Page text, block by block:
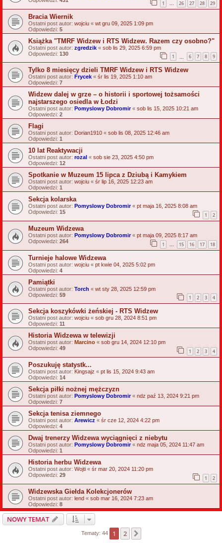
1 … 26 27 28 29
Bracia Wiernik
Ostatni post autor: wojciu « wt gru 09, 2025 1:09 pm
Odpowiedzi: 5
Książka "TMRF Widzew i RTS Widzew. Razem czy osobno?"
Ostatni post autor: zgredzik « sob lis 29, 2025 6:59 pm
Odpowiedzi: 130 1 6 7 8 9
Tylko 8 miesięcy dzieli TMRF Widzew i RTS Widzew
Ostatni post autor: Frycek « śr lis 19, 2025 1:10 am
Odpowiedzi: 7
Widzew dalej w grze – o historii i sportowej tożsamości
najstarszego osiedla w Łodzi
Ostatni post autor: Pomyslowy Dobromir« sob lis 15, 2025 10:21 am
Odpowiedzi: 2
Flagi
Ostatni post autor: Dorian1910 « sob lis 08, 2025 12:46 am
Odpowiedzi: 1
10 lat Reaktywacji
Ostatni post autor: rozal « sob sie 23, 2025 4:50 pm
Odpowiedzi: 12
Spotkanie w Muzeum 15 lipca z Dziubą i Kamykiem
Ostatni post autor: wojciu « śr lip 16, 2025 12:23 am
Odpowiedzi: 1
Sekcja kolarska
Ostatni post autor: Pomyslowy Dobromir« pt maja 16, 2025 8:08 am
Odpowiedzi: 15 1 2
Muzeum Widzewa
Ostatni post autor: Pomyslowy Dobromir« pt maja 09, 2025 8:17 am
Odpowiedzi: 264 1 … 15 16 17 18
Turnieje halowe Widzewa
Ostatni post autor: wojciu « pt kwie 04, 2025 5:02 pm
Odpowiedzi: 4
Pamiątki
Ostatni post autor: Torch « wt sty 28, 2025 12:59 pm
Odpowiedzi: 59 1 2 3 4
Sekcja koszykówki żeńskiej - RTS Widzew
Ostatni post autor: wojciu « sob gru 28, 2024 8:51 pm
Odpowiedzi: 11
Historia Widzewa w telewizji
Ostatni post autor: Marcino « sob gru 14, 2024 12:10 pm
Odpowiedzi: 49 1 2 3 4
Poszukuję statystk...
Ostatni post autor: Kingsajz « pt lis 15, 2024 9:43 am
Odpowiedzi: 14
Sekcja piłki nożnej mężczyzn
Ostatni post autor: Pomyslowy Dobromir« ndz paź 13, 2024 9:21 pm
Odpowiedzi: 7
Sekcja tenisa ziemnego
Ostatni post autor: Arewicz « śr cze 12, 2024 4:22 pm
Odpowiedzi: 4
Dwaj trenerzy Widzewa wyciągnięci z niebytu
Ostatni post autor: Pomyslowy Dobromir« ndz maja 05, 2024 11:47 am
Odpowiedzi: 1
Historia herbu Widzewa
Ostatni post autor: Wojti « śr mar 20, 2024 11:20 pm
Odpowiedzi: 29 1 2
Widzewska Giełda Kolekcjonerów
Ostatni post autor: lend « sob mar 16, 2024 7:23 am
Odpowiedzi: 8
NOWY TEMAT
Tematy: 44 1 2